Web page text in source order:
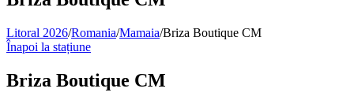
Litoral 2026/Romania/Mamaia/Briza Boutique CM
Înapoi la stațiune
Briza Boutique CM